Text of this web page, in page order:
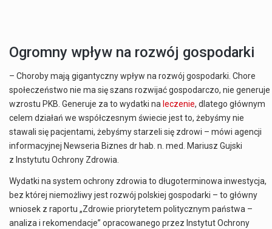
Ogromny wpływ na rozwój gospodarki
– Choroby mają gigantyczny wpływ na rozwój gospodarki. Chore
społeczeństwo nie ma się szans rozwijać gospodarczo, nie generuje
wzrostu PKB. Generuje za to wydatki na leczenie, dlatego głównym
celem działań we współczesnym świecie jest to, żebyśmy nie
stawali się pacjentami, żebyśmy starzeli się zdrowi – mówi agencji
informacyjnej Newseria Biznes dr hab. n. med. Mariusz Gujski
z Instytutu Ochrony Zdrowia.
Wydatki na system ochrony zdrowia to długoterminowa inwestycja,
bez której niemożliwy jest rozwój polskiej gospodarki – to główny
wniosek z raportu „Zdrowie priorytetem politycznym państwa –
analiza i rekomendacje” opracowanego przez Instytut Ochrony